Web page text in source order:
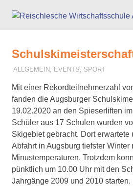
Inhalt
springen
19. FEBRUAR 2020
J. KELLER
ALLGEMEIN , EVENTS, SPORT
Mit einer Rekordteilnehmerzahl
fanden die Augsburger
19.02.2020 an den Spieserliften
Schüler aus 17 Schulen wurden
Skigebiet gebracht. Dort erwartete
Abfahrt in Augsburg tiefster Winter
Minustemperaturen. Trotzdem
pünktlich um 10.00 Uhr mit den
Jahrgänge 2009 und 2010